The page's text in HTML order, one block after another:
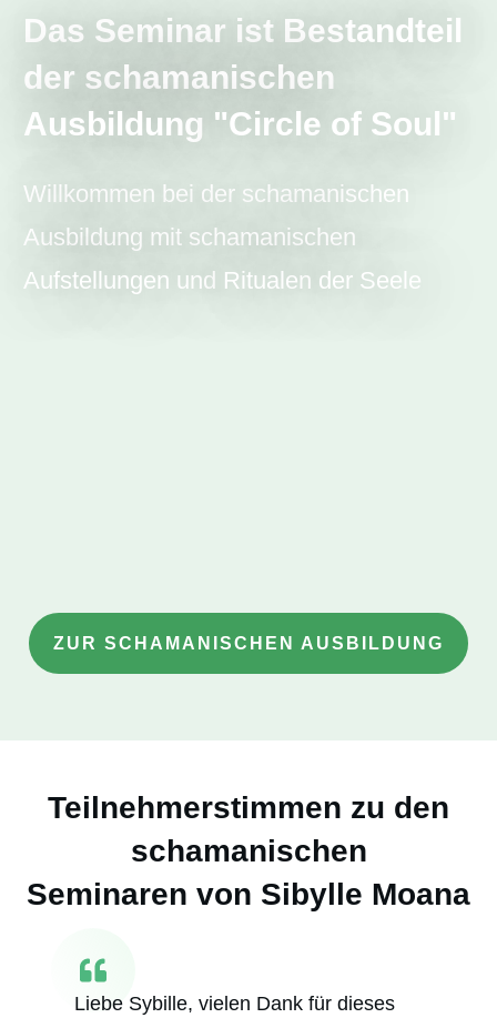
Das Seminar ist Bestandteil
der schamanischen
Ausbildung "Circle of Soul"
Willkommen bei der schamanischen
Ausbildung mit schamanischen
Aufstellungen und Ritualen der Seele
ZUR SCHAMANISCHEN AUSBILDUNG
Teilnehmerstimmen zu den
schamanischen
Seminaren von Sibylle Moana
Liebe Sybille, vielen Dank für dieses